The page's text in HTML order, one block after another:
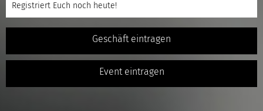
Registriert Euch noch heute!
Geschäft eintragen
Event eintragen